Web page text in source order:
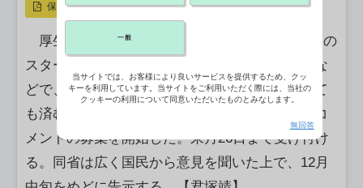
保存
厚生労働省は、2016年1月の全国がん登録制度の
スタート前に始まっている大規模コホート研究な
どで、研究対象者に対して改めて同意を得なくて
も済む代替措置の指針案についてのパブリックコ
メントの募集を開始した。来月26日まで受け付け
る。同省は広く国民から意見を聞いた上で、12月
一般
当サイトでは、お客様により良いサービスを提供するため、クッ
キーを利用しています。当サイトをご利用いただく際には、当社の
クッキーの利用について同意いただいたものとみなします。
無回答